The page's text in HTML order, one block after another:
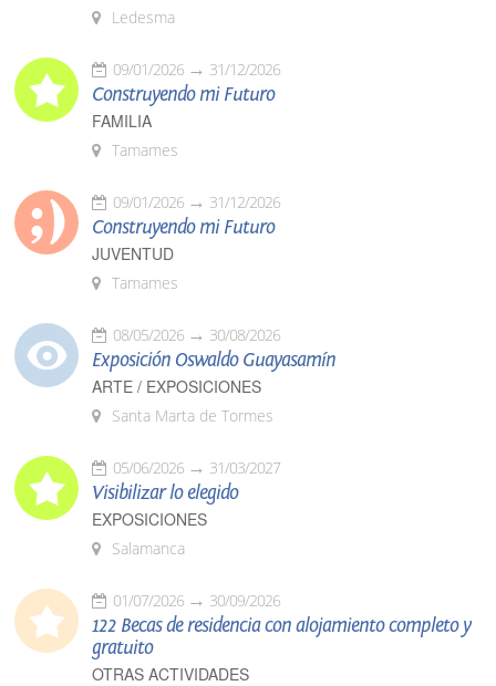
Ledesma
09/01/2026 31/12/2026
Construyendo mi Futuro
FAMILIA
Tamames
09/01/2026 31/12/2026
Construyendo mi Futuro
JUVENTUD
Tamames
08/05/2026 30/08/2026
Exposición Oswaldo Guayasamín
ARTE / EXPOSICIONES
Santa Marta de Tormes
05/06/2026 31/03/2027
Visibilizar lo elegido
EXPOSICIONES
Salamanca
01/07/2026 30/09/2026
122 Becas de residencia con alojamiento completo y
gratuito
OTRAS ACTIVIDADES